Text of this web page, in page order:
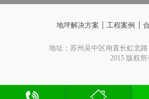
地坪解决方案 | 工程案例 |
地址：苏州吴中区甪直长虹北
2015 版权所